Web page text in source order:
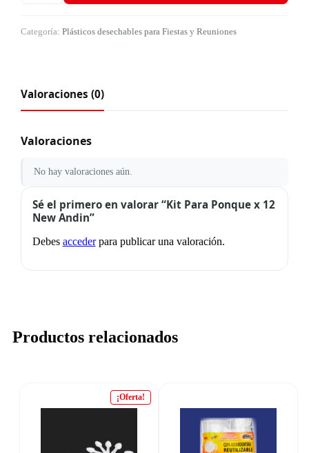
Categoría: Plásticos desechables para Fiestas y Reuniones
Valoraciones (0)
Valoraciones
No hay valoraciones aún.
Sé el primero en valorar “Kit Para Ponque x 12
New Andin”
Debes accederpara publicar una valoración.
Productos relacionados
¡Oferta!